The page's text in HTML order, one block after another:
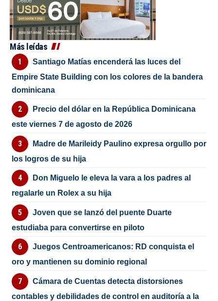
Más leídas
Santiago Matías encenderá las luces del
Empire State Building con los colores de la bandera
dominicana
Precio del dólar en la República Dominicana
este viernes 7 de agosto de 2026
Madre de Marileidy Paulino expresa orgullo por
los logros de su hija
Don Miguelo le eleva la vara a los padres al
regalarle un Rolex a su hija
Joven que se lanzó del puente Duarte
estudiaba para convertirse en piloto
Juegos Centroamericanos: RD conquista el
oro y mantienen su dominio regional
Cámara de Cuentas detecta distorsiones
contables y debilidades de control en auditoría a la